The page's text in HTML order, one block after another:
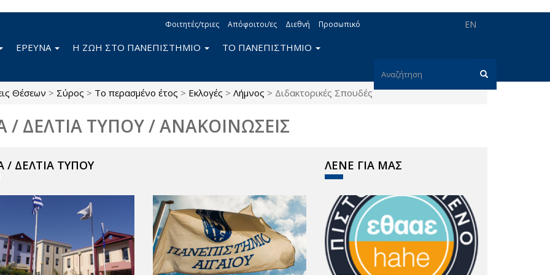
EN
Φοιτητές/τριες Απόφοιτοι/ες Διεθνή Προσωπικό
Φόρμα
ΕΡΕΥΝΑ Η ΖΩΗ ΣΤΟ ΠΑΝΕΠΙΣΤΗΜΙΟ ΤΟ ΠΑΝΕΠΙΣΤΗΜΙΟ
Θέσεων > Σύρος > Το περασμένο έτος > Εκλογές > Λήμνος > Διδακτορικές Σπουδές
/ ΔΕΛΤΙΑ ΤΥΠΟΥ / ΑΝΑΚΟΙΝΩΣΕΙΣ
/ ΔΕΛΤΙΑ ΤΥΠΟΥ ΛΕΝΕ ΓΙΑ ΜΑΣ